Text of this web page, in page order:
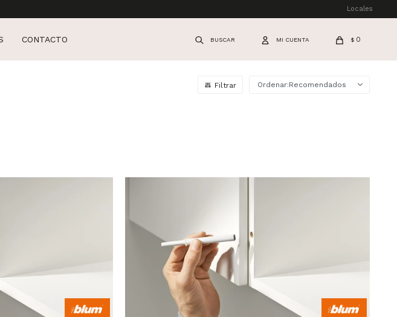
CONTACTO $ 0
Locales
Recomendados